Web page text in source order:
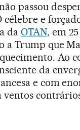
passou
célebre e
da OTAN, em
a Trump que
Ao
da
e com